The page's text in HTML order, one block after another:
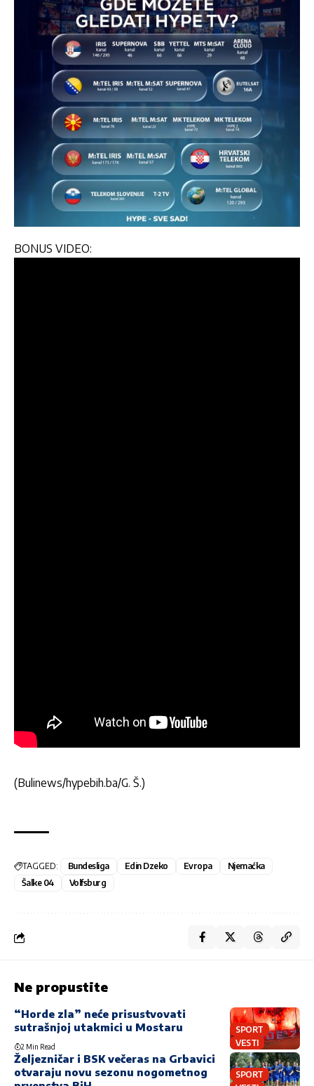
BONUS VIDEO:
(Bulinews/hypebih.ba/G. Š.)
TAGGED: Bundesliga Edin Dzeko Evropa
Njemaćka
Šalke 04
Volfsburg
Ne propustite
SPORT
VESTI
“Horde zla” neće prisustvovati
sutrašnjoj utakmici u Mostaru
2 Min Read
SPORT
Željezničar i BSK večeras na Grbavici
otvaraju novu sezonu nogometnog